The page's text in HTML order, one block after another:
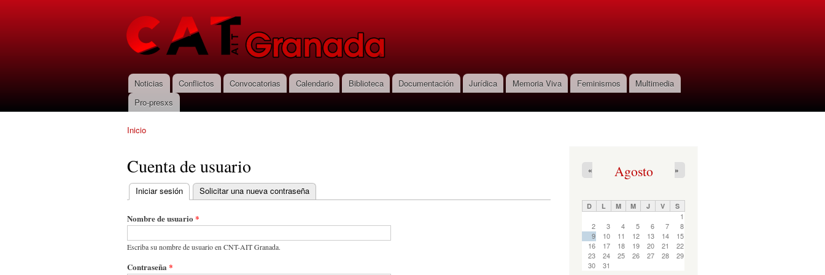
principal
CNT-AIT
Granada
Menú principal
Noticias Conflictos Convocatorias Calendario Biblioteca Documentación Jurídica Memoria Viva Feminismos
Multimedia
Pro-presxs
Inicio
Cuenta de usuario
Solapas principales
Iniciar sesión (solapa activa)
Solicitar una nueva contraseña
Nombre de usuario *
Escriba su nombre de usuario en CNT-AIT Granada.
Contraseña *
Agosto
« »
D L M M J V S
1
2
3 4 5 6 7
8
9
10 11 12 13 14
15
16
17 18 19 20 21
22
23
24 25 26 27 28
29
30
31